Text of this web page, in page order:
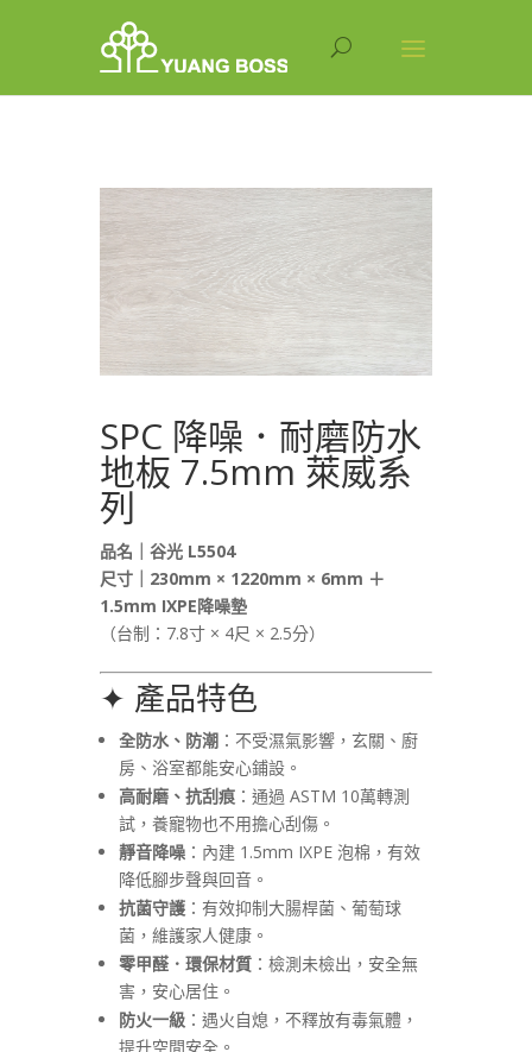
SPC 降噪．耐磨防水
地板 7.5mm 萊威系
列
品名｜谷光 L5504
尺寸｜230mm × 1220mm × 6mm ＋
1.5mm IXPE降噪墊
（台制：7.8寸 × 4尺 × 2.5分）
✦ 產品特色
全防水、防潮 ：不受濕氣影響，玄關、廚
房、浴室都能安心鋪設。
高耐磨、抗刮痕 ：通過 ASTM 10萬轉測
試，養寵物也不用擔心刮傷。
靜音降噪 ：內建 1.5mm IXPE 泡棉，有效
降低腳步聲與回音。
抗菌守護 ：有效抑制大腸桿菌、葡萄球
菌，維護家人健康。
零甲醛．環保材質 ：檢測未檢出，安全無
害，安心居住。
防火一級 ：遇火自熄，不釋放有毒氣體，
提升空間安全。